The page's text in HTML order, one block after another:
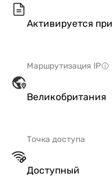
Активируется
Маршрутизация IP
Великобритания
Точка доступа
Доступный